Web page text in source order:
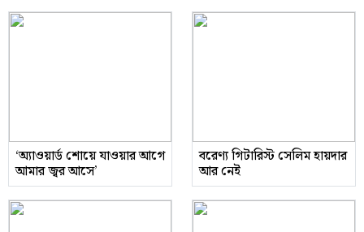
‘অ্যাওয়ার্ড শোয়ে যাওয়ার আগে
আমার জ্বর আসে’
বরেণ্য গিটারিস্ট সেলিম হায়দার
আর নেই